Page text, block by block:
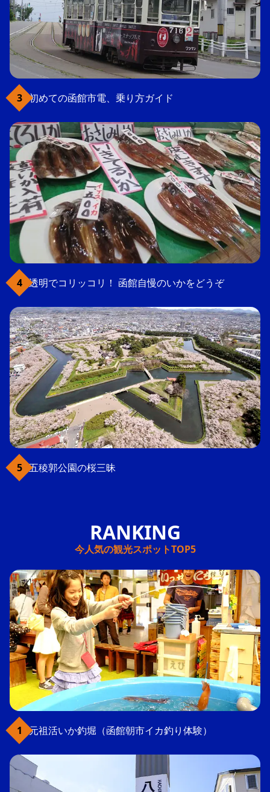
初めての函館市電、乗り方ガイド
透明でコリッコリ！ 函館自慢のいかをどうぞ
五稜郭公園の桜三昧
今人気の観光スポットTOP5
元祖活いか釣堀（函館朝市イカ釣り体験）